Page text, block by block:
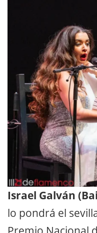
Israel Galván
lo pondrá el